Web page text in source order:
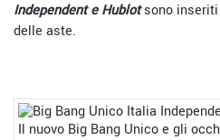
Independent e Hublotsono
delle aste.
Il nuovo Big Bang Unico e gli